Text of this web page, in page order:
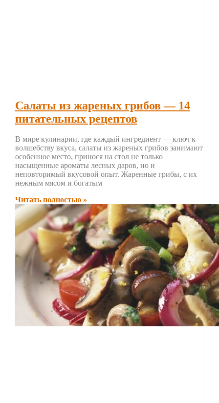
Салаты из жареных грибов — 14
питательных рецептов
В мире кулинарии, где каждый ингредиент — ключ к
волшебству вкуса, салаты из жареных грибов занимают
особенное место, принося на стол не только
насыщенные ароматы лесных даров, но и
неповторимый вкусовой опыт. Жаренные грибы, с их
нежным мясом и богатым
Читать полностью »